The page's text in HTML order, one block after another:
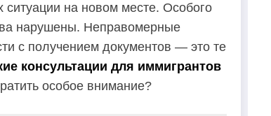
на новом месте. Особого
нарушены. Неправомерные
с получением документов — это те
консультации для иммигрантов
особое внимание?